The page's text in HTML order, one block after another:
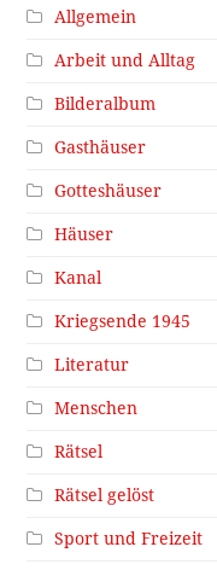
Allgemein
Arbeit und Alltag
Bilderalbum
Gasthäuser
Gotteshäuser
Häuser
Kanal
Kriegsende 1945
Literatur
Menschen
Rätsel
Rätsel gelöst
Sport und Freizeit